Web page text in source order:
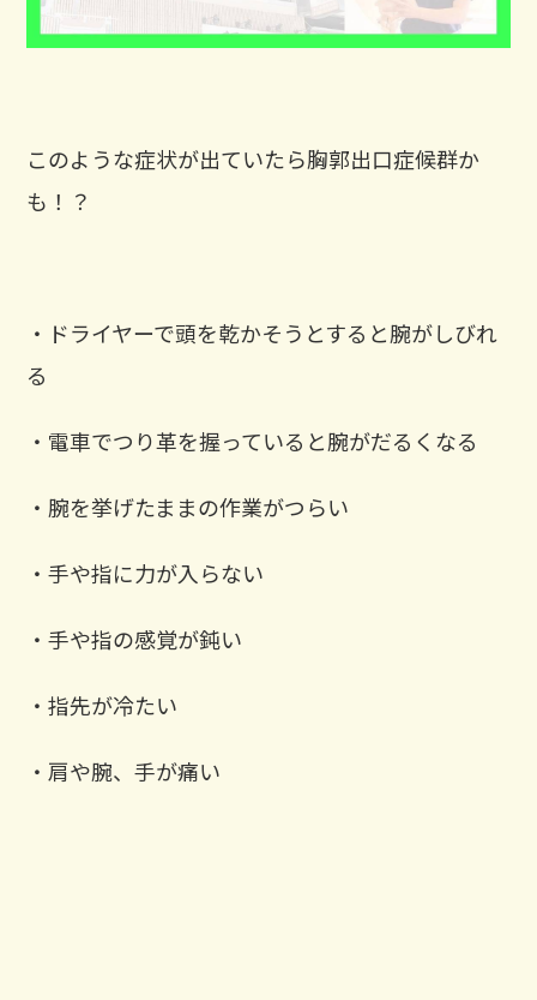
このような症状が出ていたら胸郭出口症候群か
も！？
・ドライヤーで頭を乾かそうとすると腕がしびれ
る
・電車でつり革を握っていると腕がだるくなる
・腕を挙げたままの作業がつらい
・手や指に力が入らない
・手や指の感覚が鈍い
・指先が冷たい
・肩や腕、手が痛い